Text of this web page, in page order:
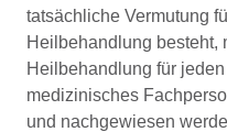
tatsächliche Vermutung
Heilbehandlung besteht,
Heilbehandlung für
medizinisches
und nachgewiesen